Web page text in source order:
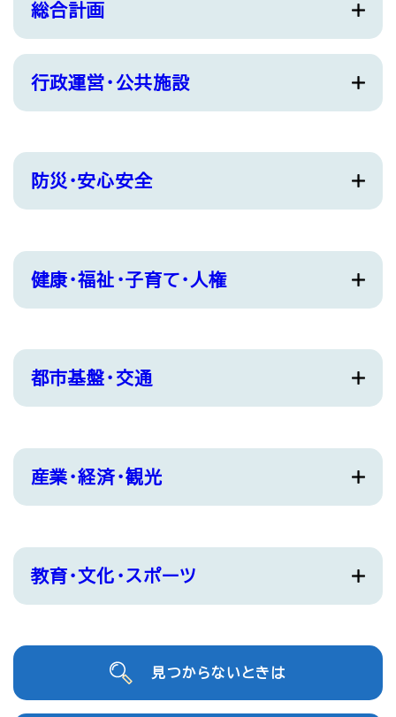
総合計画
行政運営・公共施設
防災・安心安全
健康・福祉・子育て・人権
都市基盤・交通
産業・経済・観光
教育・文化・スポーツ
見つからないときは